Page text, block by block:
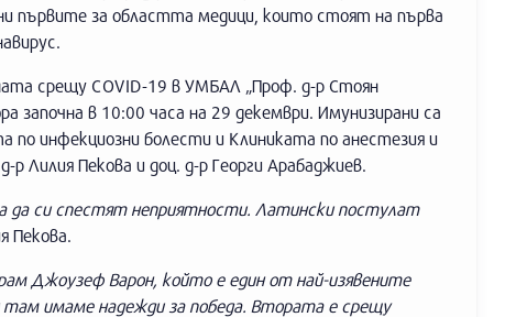
първите за областта медици, които стоят на първа
срещу COVID-19 в УМБАЛ „Проф. д-р Стоян
започна в 10:00 часа на 29 декември. Имунизирани са
по инфекциозни болести и Клиниката по анестезия и
Лилия Пекова и доц. д-р Георги Арабаджиев.
да си спестят неприятности. Латински постулат
Пекова.
Джоузеф Варон, който е един от най-изявените
имаме надежди за победа. Втората е срещу